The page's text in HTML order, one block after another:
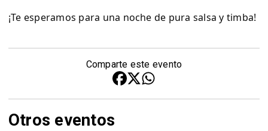
¡Te esperamos para una noche de pura salsa y timba!
Otros eventos
Comparte este evento